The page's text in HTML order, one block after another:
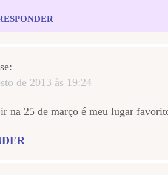
de 2013 às 19:24
na 25 de março é meu lugar